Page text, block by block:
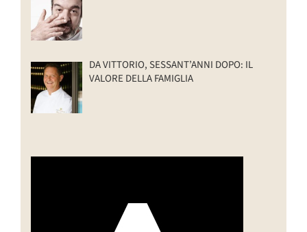
DA VITTORIO, SESSANT’ANNI DOPO: IL
VALORE DELLA FAMIGLIA